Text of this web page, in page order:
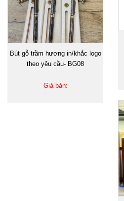
Bút gỗ trầm hương in/khắc logo
theo yêu cầu- BG08
Giá bán: